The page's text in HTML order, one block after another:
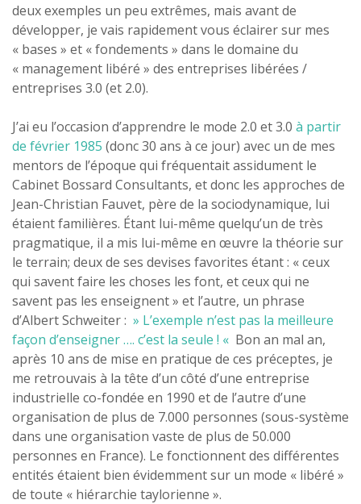
deux exemples un peu extrêmes, mais avant de
développer, je vais rapidement vous éclairer sur mes
« bases » et « fondements » dans le domaine du
« management libéré » des entreprises libérées /
entreprises 3.0 (et 2.0).
J’ai eu l’occasion d’apprendre le mode 2.0 et 3.0 à partir
de février 1985 (donc 30 ans à ce jour) avec un de mes
mentors de l’époque qui fréquentait assidument le
Cabinet Bossard Consultants, et donc les approches de
Jean-Christian Fauvet, père de la sociodynamique, lui
étaient familières. Étant lui-même quelqu’un de très
pragmatique, il a mis lui-même en œuvre la théorie sur
le terrain; deux de ses devises favorites étant : « ceux
qui savent faire les choses les font, et ceux qui ne
savent pas les enseignent » et l’autre, un phrase
d’Albert Schweiter : » L’exemple n’est pas la meilleure
façon d’enseigner …. c’est la seule ! « Bon an mal an,
après 10 ans de mise en pratique de ces préceptes, je
me retrouvais à la tête d’un côté d’une entreprise
industrielle co-fondée en 1990 et de l’autre d’une
organisation de plus de 7.000 personnes (sous-système
dans une organisation vaste de plus de 50.000
personnes en France). Le fonctionnent des différentes
entités étaient bien évidemment sur un mode « libéré »
de toute « hiérarchie taylorienne ».